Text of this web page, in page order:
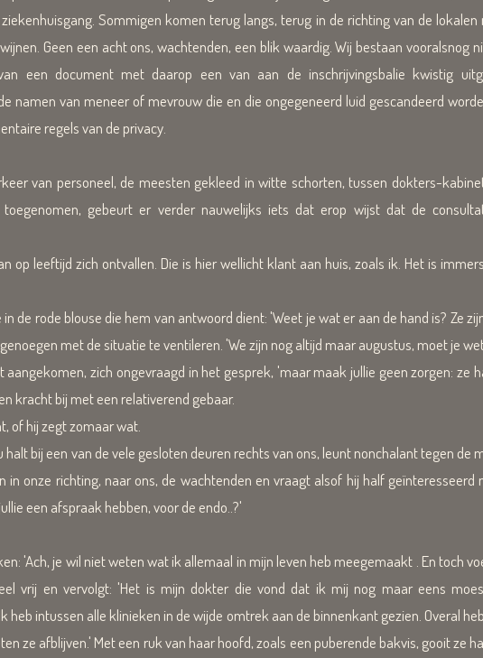
Sommigen komen terug langs, terug in de richting van de lokalen
Geen een acht ons, wachtenden, een blik waardig. Wij bestaan vooralsnog
een document met daarop een van aan de inschrijvingsbalie kwistig
namen van meneer of mevrouw die en die ongegeneerd luid gescandeerd
regels van de privacy.
van personeel, de meesten gekleed in witte schorten, tussen dokters-
gebeurt er verder nauwelijks iets dat erop wijst dat de
op leeftijd zich ontvallen. Die is hier wellicht klant aan huis, zoals ik. Het is
de rode blouse die hem van antwoord dient: 'Weet je wat er aan de hand is? Ze
met de situatie te ventileren. 'We zijn nog altijd maar augustus, moet je
zich ongevraagd in het gesprek, 'maar maak jullie geen zorgen: ze
kracht bij met een relativerend gebaar.
of hij zegt zomaar wat.
bij een van de vele gesloten deuren rechts van ons, leunt nonchalant tegen de
onze richting, naar ons, de wachtenden en vraagt alsof hij half geïnteresseerd
een afspraak hebben, voor de endo..?'
'Ach, je wil niet weten wat ik allemaal in mijn leven heb meegemaakt . En toch
vrij en vervolgt: 'Het is mijn dokter die vond dat ik mij nog maar eens
heb intussen alle klinieken in de wijde omtrek aan de binnenkant gezien. Overal
ze afblijven.' Met een ruk van haar hoofd, zoals een puberende bakvis, gooit ze